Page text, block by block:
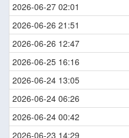
2026-06-27 02:01
2026-06-26 21:51
2026-06-26 12:47
2026-06-25 16:16
2026-06-24 13:05
2026-06-24 06:26
2026-06-24 00:42
2026-06-23 14:29